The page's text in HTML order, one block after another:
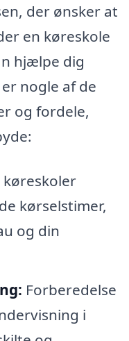
der ønsker at
en køreskole
hjælpe dig
nogle af de
og fordele,
køreskoler
kørselstimer,
og din
Forberedelse
i